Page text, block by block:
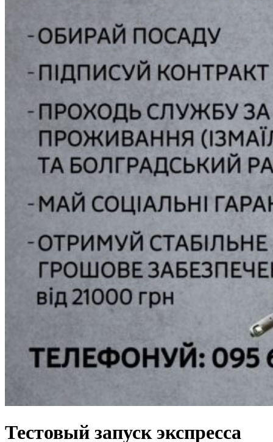
Тестовый запуск экспресса